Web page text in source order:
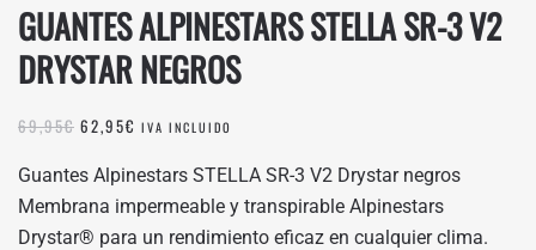
GUANTES ALPINESTARS STELLA SR-3 V2
DRYSTAR NEGROS
69,95€ EL
ORIGINAL
ERA:
69,95€.
62,95€ EL
ACTUAL
ES:
62,95€.
IVA INCLUIDO
Guantes Alpinestars STELLA SR-3 V2 Drystar negros
Membrana impermeable y transpirable Alpinestars
Drystar® para un rendimiento eficaz en cualquier clima.